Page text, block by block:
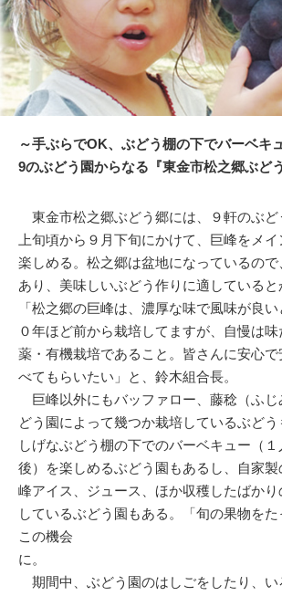
～手ぶらでOK、ぶどう棚の下でバーベキ
9のぶどう園からなる『東金市松之郷ぶどう
東金市松之郷ぶどう郷には、９軒のぶど
上旬頃から９月下旬にかけて、巨峰をメ
楽しめる。松之郷は盆地になっているの
あり、美味しいぶどう作りに適していると
「松之郷の巨峰は、濃厚な味で風味が良
０年ほど前から栽培してますが、自慢は
薬・有機栽培であること。皆さんに安心
べてもらいたい」と、鈴木組合長。
巨峰以外にもバッファロー、藤稔（ふじ
どう園によって幾つか栽培しているぶど
しげなぶどう棚の下でのバーベキュー（
後）を楽しめるぶどう園もあるし、自家
峰アイス、ジュース、ほか収穫したばか
しているぶどう園もある。「旬の果物を
この機会
に。
期間中、ぶどう園のはしごをしたり、い